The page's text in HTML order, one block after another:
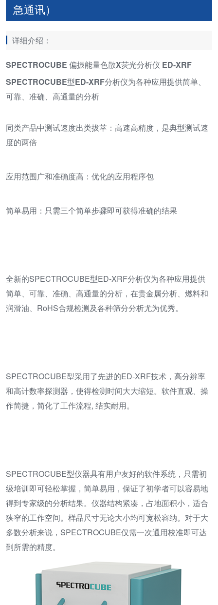
急通讯）
详细介绍：
SPECTROCUBE 偏振能量色散X荧光分析仪 ED-XRF
SPECTROCUBE型ED-XRF分析仪为各种应用提供简单、
可靠、准确、高通量的分析
同类产品中测试速度出类拔萃：高速高精度，是典型测试速
度的两倍
应用范围广和准确度高：优化的应用程序包
简单易用：只需三个简单步骤即可获得准确的结果
全新的SPECTROCUBE型ED-XRF分析仪为各种应用提供
简单、可靠、准确、高通量的分析，在贵金属分析、燃料和
润滑油、RoHS合规检测及各种筛分分析尤为优秀。
SPECTROCUBE型采用了先进的ED-XRF技术，高分辨率
和高计数率探测器，使得检测时间大大缩短。软件直观、操
作简捷，简化了工作流程, 结实耐用。
SPECTROCUBE型仪器具有用户友好的软件系统，只需初
级培训即可轻松掌握，简单易用，保证了初学者可以容易地
得到专家级的分析结果。仪器结构紧凑，占地面积小，适合
狭窄的工作空间。样品尺寸无论大小均可宽松容纳。对于大
多数分析来说，SPECTROCUBE仅需一次通用校准即可达
到所需的精度。